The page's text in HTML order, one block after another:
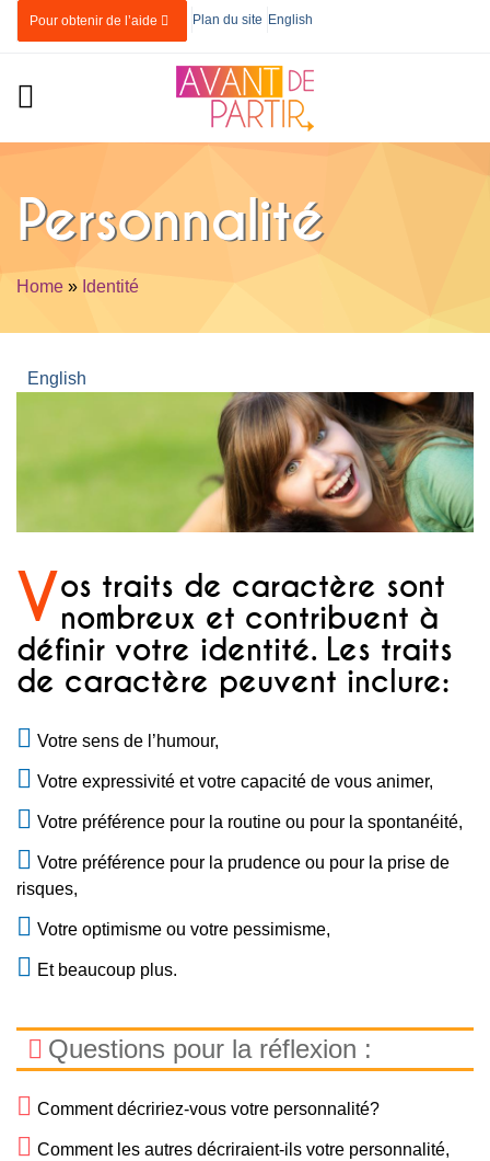
Skip to main content
Pour obtenir de l’aide Plan du site English
Personnalité
You are here
Home » Identité
English
Vos traits de caractère sont
nombreux et contribuent à
définir votre identité. Les traits
de caractère peuvent inclure:
Votre sens de l’humour,
Votre expressivité et votre capacité de vous animer,
Votre préférence pour la routine ou pour la spontanéité,
Votre préférence pour la prudence ou pour la prise de
risques,
Votre optimisme ou votre pessimisme,
Et beaucoup plus.
Questions pour la réflexion :
Comment décririez-vous votre personnalité?
Comment les autres décriraient-ils votre personnalité,